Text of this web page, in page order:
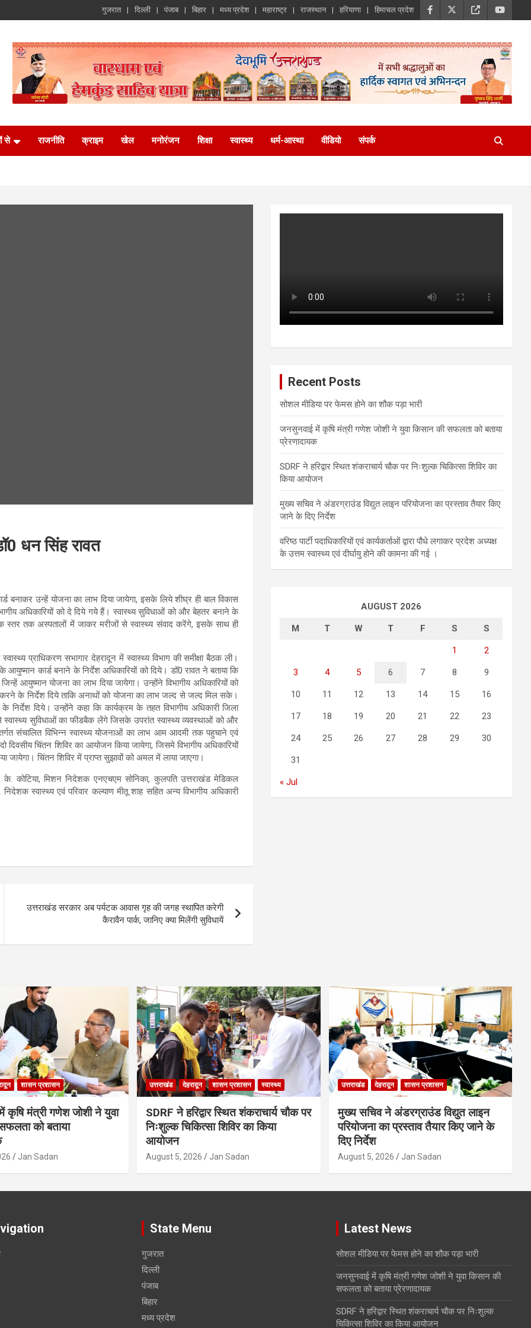
गुजरात दिल्ली पंजाब बिहार मध्य प्रदेश महाराष्ट्र राजस्थान हरियाणा हिमाचल प्रदेश
से राजनीति क्राइम खेल मनोरंजन शिक्षा स्वास्थ्य धर्म-आस्था वीडियो संपर्क
धन सिंह रावत
बनाकर उन्हें योजना का लाभ दिया जायेगा, इसके लिये शीघ्र ही बाल विकास
अधिकारियों को दे दिये गये हैं। स्वास्थ्य सुविधाओं को और बेहतर बनाने के
स्तर तक अस्पतालों में जाकर मरीजों से स्वास्थ्य संवाद करेंगे, इसके साथ ही
प्राधिकरण सभागार देहरादून में स्वास्थ्य विभाग की समीक्षा बैठक ली।
कार्ड बनाने के निर्देश अधिकारियों को दिये। डॉ0 रावत ने बताया कि
आयुष्मान योजना का लाभ दिया जायेगा। उन्होंने विभागीय अधिकारियों को
करने के निर्देश दिये ताकि अनाथों को योजना का लाभ जल्द से जल्द मिल सके।
दिये। उन्होंने कहा कि कार्यक्रम के तहत विभागीय अधिकारी जिला
स्वास्थ्य सुविधाओं का फीडबैक लेंगे जिसके उपरांत स्वास्थ्य व्यवस्थाओं को और
संचालित विभिन्न स्वास्थ्य योजनाओं का लाभ आम आदमी तक पहुचाने एवं
चिंतन शिविर का आयोजन किया जायेगा, जिसमे विभागीय अधिकारियों
चिंतन शिविर में प्राप्त सुझावों को अमल में लाया जाएगा।
के. कोटिया, मिशन निदेशक एनएचएम सोनिका, कुलपति उत्तराखंड मेडिकल
स्वास्थ्य एवं परिवार कल्याण मीतू शाह सहित अन्य विभागीय अधिकारी
उत्तराखंड सरकार अब पर्यटक आवास गृह की जगह स्थापित करेगी
कैरावैन पार्क, जानिए क्या मिलेंगी सुविधायें
Recent Posts
सोशल मीडिया पर फेमस होने का शौक पड़ा भारी
जनसुनवाई में कृषि मंत्री गणेश जोशी ने युवा किसान की सफलता को बताया
प्रेरणादायक
SDRF ने हरिद्वार स्थित शंकराचार्य चौक पर निःशुल्क चिकित्सा शिविर का
किया आयोजन
मुख्य सचिव ने अंडरग्राउंड विद्युत लाइन परियोजना का प्रस्ताव तैयार किए
जाने के दिए निर्देश
वरिष्ठ पार्टी पदाधिकारियों एवं कार्यकर्ताओं द्वारा पौधे लगाकर प्रदेश अध्यक्ष
के उत्तम स्वास्थ्य एवं दीर्घायु होने की कामना की गई ।
AUGUST 2026
M T W T F S S
1 2
3 4 5 6 7 8 9
10 11 12 13 14 15 16
17 18 19 20 21 22 23
24 25 26 27 28 29 30
31
« Jul
शासन प्रशासन
कृषि मंत्री गणेश जोशी ने युवा
को बताया
Jan Sadan
उत्तराखंड देहरादून शासन प्रशासन स्वास्थ्य
SDRF ने हरिद्वार स्थित शंकराचार्य चौक पर
निःशुल्क चिकित्सा शिविर का किया
आयोजन
August 5, 2026 Jan Sadan
उत्तराखंड देहरादून शासन प्रशासन
मुख्य सचिव ने अंडरग्राउंड विद्युत लाइन
परियोजना का प्रस्ताव तैयार किए जाने के
दिए निर्देश
August 5, 2026 Jan Sadan
State Menu
गुजरात
दिल्ली
पंजाब
बिहार
मध्य प्रदेश
Latest News
सोशल मीडिया पर फेमस होने का शौक पड़ा भारी
जनसुनवाई में कृषि मंत्री गणेश जोशी ने युवा किसान की
सफलता को बताया प्रेरणादायक
SDRF ने हरिद्वार स्थित शंकराचार्य चौक पर निःशुल्क
चिकित्सा शिविर का किया आयोजन